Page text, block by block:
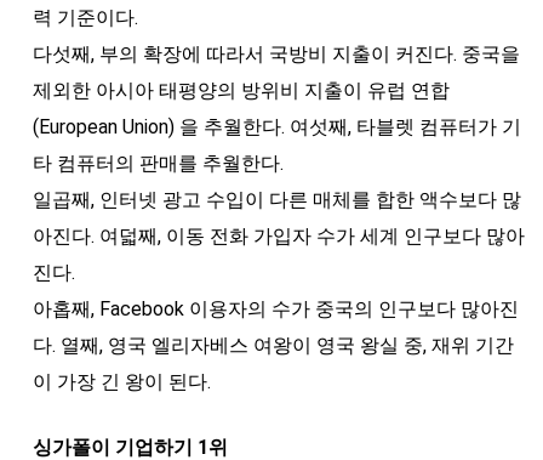
력 기준이다.
다섯째, 부의 확장에 따라서 국방비 지출이 커진다. 중국을
제외한 아시아 태평양의 방위비 지출이 유럽 연합
(European Union) 을 추월한다. 여섯째, 타블렛 컴퓨터가 기
타 컴퓨터의 판매를 추월한다.
일곱째, 인터넷 광고 수입이 다른 매체를 합한 액수보다 많
아진다. 여덟째, 이동 전화 가입자 수가 세계 인구보다 많아
진다.
아홉째, Facebook 이용자의 수가 중국의 인구보다 많아진
다. 열째, 영국 엘리자베스 여왕이 영국 왕실 중, 재위 기간
이 가장 긴 왕이 된다.
싱가폴이 기업하기 1위